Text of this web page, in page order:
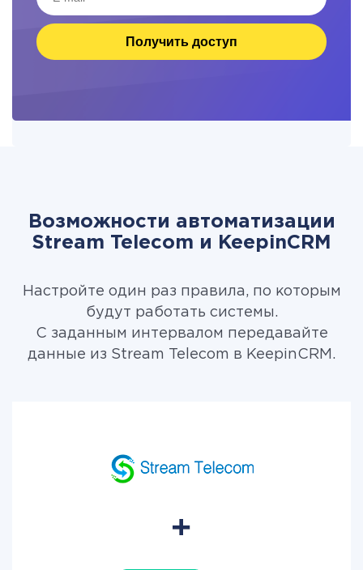
Получить доступ
Возможности автоматизации
Stream Telecom и KeepinCRM
Настройте один раз правила, по которым
будут работать системы.
С заданным интервалом передавайте
данные из Stream Telecom в KeepinCRM.